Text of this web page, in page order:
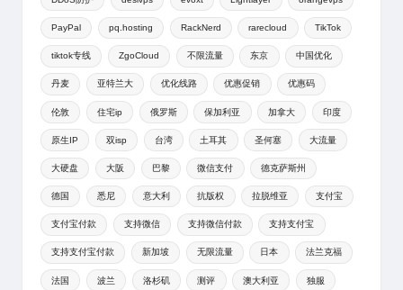
PayPal pq.hosting RackNerd rarecloud TikTok
tiktok专线 ZgoCloud 不限流量 东京 中国优化
丹麦 亚特兰大 优化线路 优惠促销 优惠码
伦敦 住宅ip 俄罗斯 保加利亚 加拿大 印度
原生IP 双isp 台湾 土耳其 圣何塞 大流量
大硬盘 大阪 巴黎 微信支付 德克萨斯州
德国 悉尼 意大利 抗版权 拉脱维亚 支付宝
支付宝付款 支持微信 支持微信付款 支持支付宝
支持支付宝付款 新加坡 无限流量 日本 法兰克福
法国 波兰 洛杉矶 测评 澳大利亚 独服